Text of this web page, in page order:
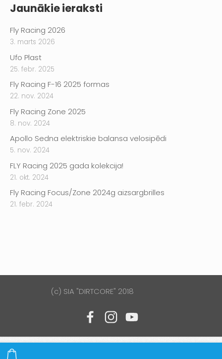
Jaunākie ieraksti
Fly Racing 2026
3. marts 2026
Ufo Plast
25. febr. 2025
Fly Racing F-16 2025 formas
22. nov. 2024
Fly Racing Zone 2025
8. nov. 2024
Apollo Sedna elektriskie balansa velosipēdi
5. nov. 2024
FLY Racing 2025 gada kolekcija!
21. okt. 2024
Fly Racing Focus/Zone 2024g aizsargbrilles
21. febr. 2024
(c) SIA "DIRTCORE" 2018